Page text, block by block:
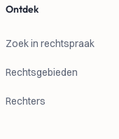
Ontdek
Zoek in rechtspraak
Rechtsgebieden
Rechters